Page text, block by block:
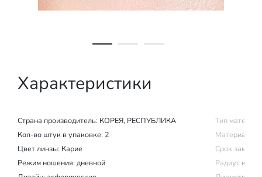
Характеристики
Страна производитель: КОРЕЯ, РЕСПУБЛИКА
Кол-во штук в упаковке: 2
Цвет линзы: Карие
Режим ношения: дневной
Тип
Материал
Срок замены
Радиус